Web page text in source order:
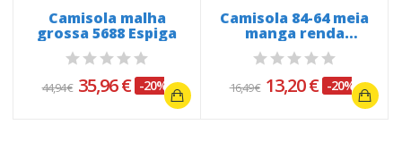
Camisola malha
grossa 5688 Espiga
44,94 € 35,96 € -20%
Camisola 84-64 meia
manga renda
sobreposta e...
16,49 € 13,20 € -20%